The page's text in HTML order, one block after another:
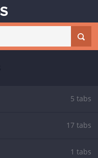
5 tabs
17 tabs
1 tabs